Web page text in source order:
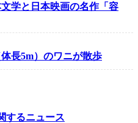
学と日本映画の名作「容
長5m）のワニが散歩
するニュース